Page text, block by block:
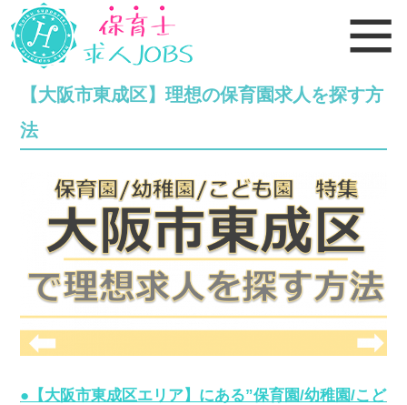
【大阪市東成区】理想の保育園求人を探す方
法
●【大阪市東成区エリア】にある”保育園/幼稚園/こど